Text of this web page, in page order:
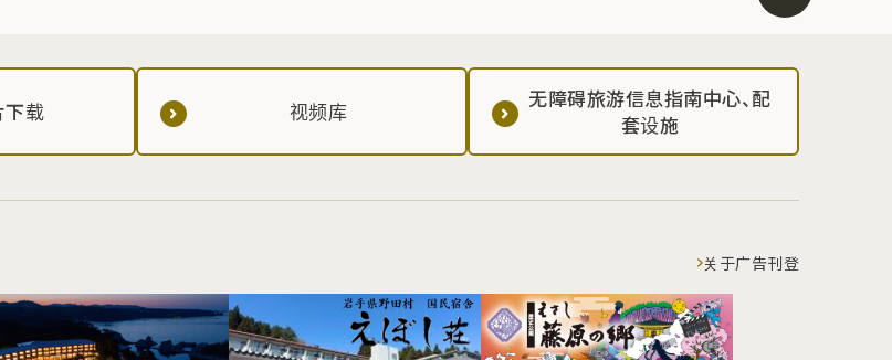
下载 视频库
无障碍旅游信息指南中心、配
套设施
关于广告刊登